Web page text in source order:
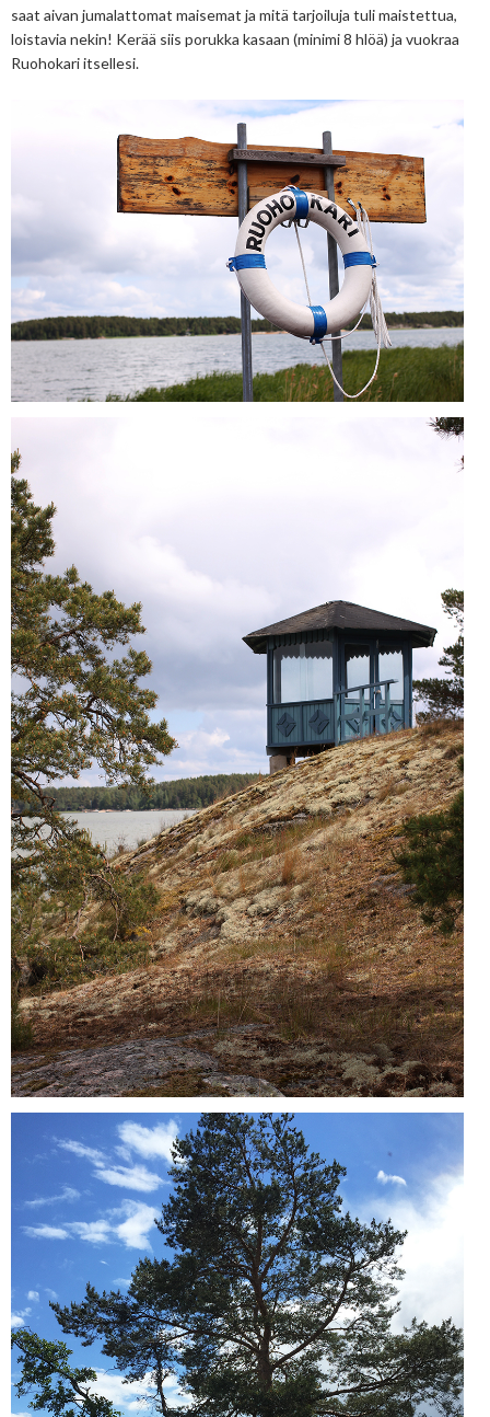
saat aivan jumalattomat maisemat ja mitä tarjoiluja tuli maistettua,
loistavia nekin! Kerää siis porukka kasaan (minimi 8 hlöä) ja vuokraa
Ruohokari itsellesi.